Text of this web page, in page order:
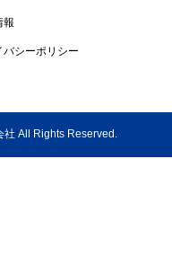
報
バシーポリシー
All Rights Reserved.